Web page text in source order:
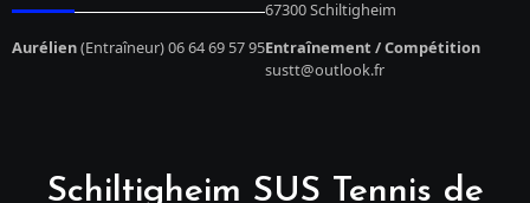
67300 Schiltigheim
Aurélien(Entraîneur) 06 64 69 57 95Entraînement / Compétition
sustt@outlook.fr
Schiltigheim SUS Tennis de